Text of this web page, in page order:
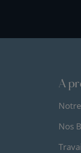
A
Nos